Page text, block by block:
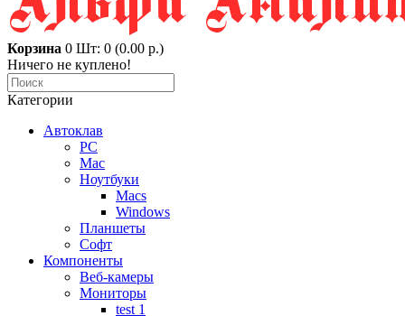
Корзина 0 Шт: 0 (0.00 р.)
Ничего не куплено!
Категории
Автоклав
PC
Mac
Ноутбуки
Macs
Windows
Планшеты
Софт
Компоненты
Веб-камеры
Мониторы
test 1